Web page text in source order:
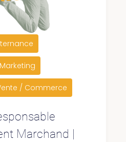
/ Commerce
Marchand |